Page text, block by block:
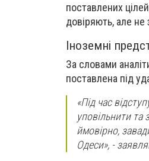
поставлених
довіряють, але
Іноземні
За словами
поставлена під
«Під час
уповільнити та
ймовірно,
Одеси», -